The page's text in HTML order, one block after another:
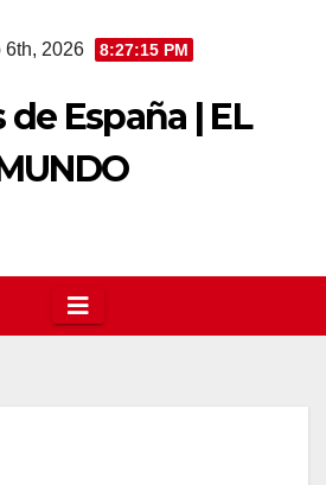
6th, 2026 8:27:16 PM
España | EL